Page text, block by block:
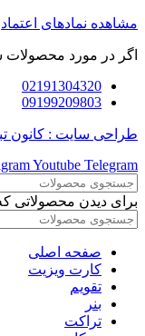
مشاهده نمادهای اعتماد
اگر در مورد محصولات
02191304320
09199209803
طراحی سایت : کانون
Youtube Telegram
برای دیدن محصولاتی
صفحه اصلی
کارت ویزیت
تقویم
بنر
تراکت